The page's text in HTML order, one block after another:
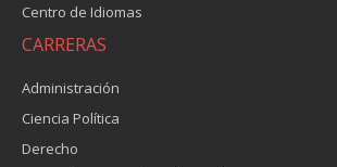
Centro de Idiomas
CARRERAS
Administración
Ciencia Política
Derecho